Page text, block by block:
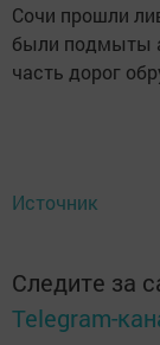
Сочи прошли
были подмыты
часть дорог
Источник
Следите за
Telegram-